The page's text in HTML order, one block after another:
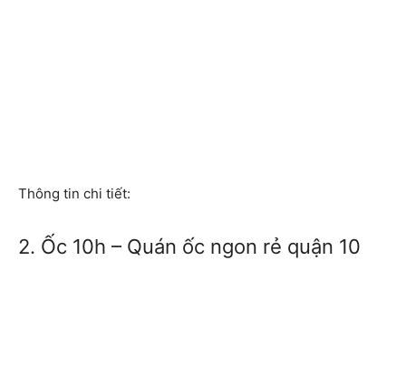
Thông tin chi tiết:
2. Ốc 10h – Quán ốc ngon rẻ quận 10